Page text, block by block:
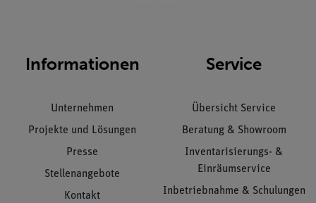
Informationen
Unternehmen
Projekte und Lösungen
Presse
Stellenangebote
Kontakt
Service
Übersicht Service
Beratung & Showroom
Inventarisierungs- &
Einräumservice
Inbetriebnahme & Schulungen